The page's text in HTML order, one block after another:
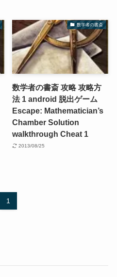
数学者の書斎
数学者の書斎 攻略 攻略方
法 1 android 脱出ゲーム
Escape: Mathematician’s
Chamber Solution
walkthrough Cheat 1
2013/08/25
1